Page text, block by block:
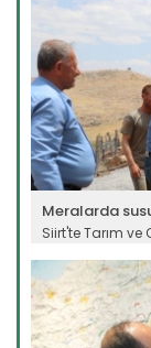
Meralarda
Siirt'te Tarım
Devamını Oku ->